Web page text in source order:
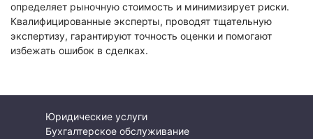
определяет рыночную стоимость и минимизирует риски.
Квалифицированные эксперты, проводят тщательную
экспертизу, гарантируют точность оценки и помогают
избежать ошибок в сделках.
Юридические услуги
Бухгалтерское обслуживание